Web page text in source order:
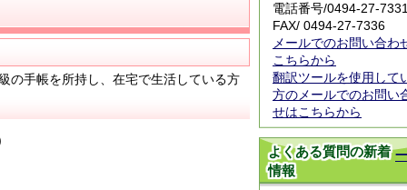
手帳を所持し、在宅で生活している方
電話番号/0494-27-7331
FAX/ 0494-27-7336
メールでのお問い合わ
こちらから
翻訳ツールを使用して
方のメールでのお問い
せはこちらから
よくある質問の新着
情報